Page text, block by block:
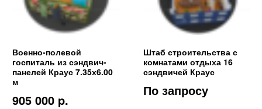
Военно-полевой
госпиталь из сэндвич-
панелей Краус 7.35х6.00
м
905 000 p.
Штаб строительства с
комнатами отдыха 16
сэндвичей Краус
По запросу